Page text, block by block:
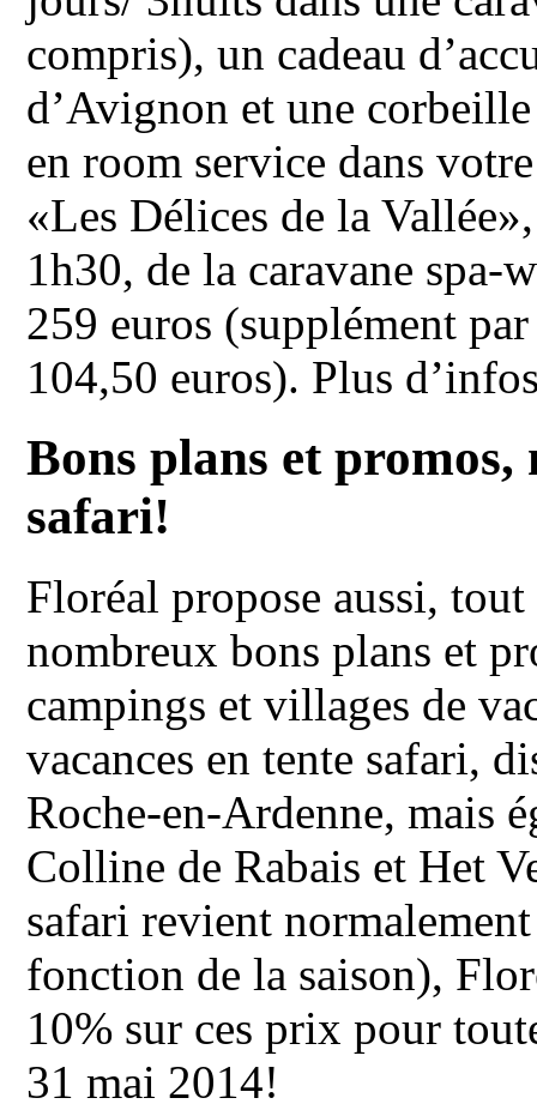
compris), un cadeau
d’Avignon et une
en room service dans
«Les Délices de la
1h30, de la caravane spa-
259 euros (supplément
104,50 euros). Plus
Bons plans et promos,
safari!
Floréal propose aussi,
nombreux bons plans et
campings et villages de
vacances en tente safari,
Roche-en-Ardenne, mais
Colline de Rabais et Het
safari revient
fonction de la saison),
10% sur ces prix pour
31 mai 2014!